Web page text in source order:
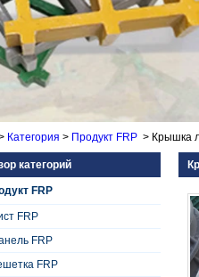
Категория > Продукт FRP> Крышка
категорий
FRP
FRP
FRP
FRP